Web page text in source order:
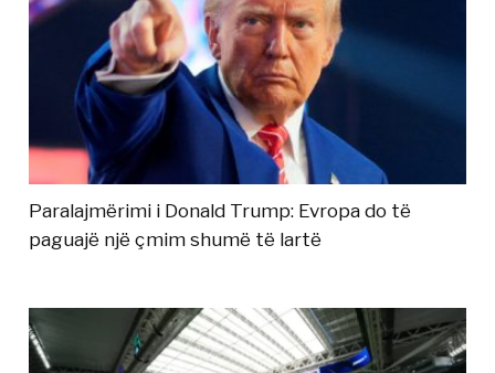
Paralajmërimi i Donald Trump: Evropa do të
paguajë një çmim shumë të lartë